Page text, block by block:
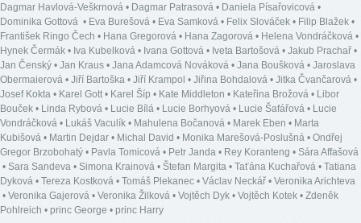
Dagmar Havlová-Veškrnová • Dagmar Patrasová • Daniela Písařovicová •
Dominika Gottová • Eva Burešová • Eva Samková • Felix Slováček • Filip Blažek •
František Ringo Čech • Hana Gregorová • Hana Zagorová • Helena Vondráčková •
Hynek Čermák • Iva Kubelková • Ivana Gottová • Iveta Bartošová • Jakub Prachař •
Jan Čenský • Jan Kraus • Jana Adamcová Nováková • Jana Boušková • Jaroslava
Obermaierová • Jiří Bartoška • Jiří Krampol • Jiřina Bohdalová • Jitka Čvančarová •
Josef Kokta • Karel Gott • Karel Šíp • Kate Middleton • Kateřina Brožová • Libor
Bouček • Linda Rybová • Lucie Bílá • Lucie Borhyová • Lucie Šafářová • Lucie
Vondráčková • Lukáš Vaculík • Mahulena Bočanová • Marek Eben • Marta
Kubišová • Martin Dejdar • Michal David • Monika Marešová-Poslušná • Ondřej
Gregor Brzobohatý • Pavla Tomicová • Petr Janda • Rey Koranteng • Sára Affašová
• Sara Sandeva • Simona Krainová • Štefan Margita • Taťána Kuchařová • Tatiana
Dyková • Tereza Kostková • Tomáš Plekanec • Václav Neckář • Veronika Arichteva
• Veronika Gajerová • Veronika Žilková • Vojtěch Dyk • Vojtěch Kotek • Zdeněk
Pohlreich • princ George • princ Harry